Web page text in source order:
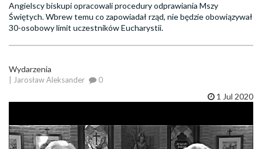
Angielscy biskupi opracowali procedury odprawiania Mszy
Świętych. Wbrew temu co zapowiadał rząd, nie będzie obowiązywał
30-osobowy limit uczestników Eucharystii.
Wydarzenia
| Jarosław Aleksander 0
1 Jul 2020